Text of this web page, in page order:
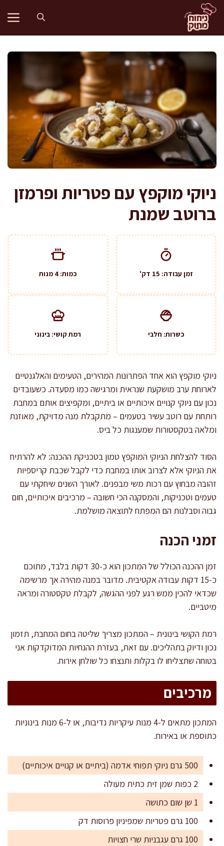
לדלג
לתוכן
ניוקי מוקפץ עם פטריות ופרמזן
ברוטב שמנת
זמן עבודה: 15 דק' כמות: 4 מנות
כשרות: חלבי רמת קושי: בינוני
ניוקי מוקפץ הוא אחד הפתרונות המהירים, הטעימים והאלגנטיים
לארוחת ערב מושקעת שנראית ומרגישה כמו מסעדה. כשעובדים
נכון עם ניוקי קנויים איכותיים או ביתיים, ומקפיצים אותם במחבת
רותחת עם רוטב עשיר בטעמים – מתקבלת מנה מדויקת, מאוזנת
ומלאה בטקסטורות שמענגות כל ביס.
הסוד להצלחת הניוקי המוקפץ טמון בטכניקת ההכנה: לא להרתיח
את הניוקי אלא לצרוב אותו במחבת כדי לקבל שכבת קריספיות
זהובה מבחוץ עם רכות משי מבפנים. לאורך השנים שיחקתי עם
טעמים וטכניקות, והמסקנה הכי חשובה – מרכיבים איכותיים, חום
גבוה וסבלנות הם המפתח לתוצאה מושלמת.
זמני הכנה
זמן ההכנה הכולל של המתכון הוא כ-30 דקות בלבד, מתוכם
כ-15 דקות עבודה אקטיבית. מדובר במנה מהירה אך מרשימה
שכדאי להכין ממש רגע לפני ההגשה, לקבלת טקסטורה ומראה
מיטביים.
רמת הקושי בינונית – המתכון מצריך שליטה בחום המחבת, תזמון
נכון ודיוק בתהליכים. עם זאת, בעזרת ההנחיות המדוקדקות אני
בטוחה שתצליחו לו בקלות ותנצחו כל שולחן אירוח.
מרכיבים
המתכון מתאים ל-4 מנות עיקריות נדיבות, או ל-6 מנות בינוניות
כתוספת או באירוח.
500 גרם ניוקי תפוחי אדמה (ביתיים או קנויים איכותיים)
2 כפות שמן זית כתית מעולה
1 שן שום כתושה
100 גרם פטריות שמפיניון פרוסות דק
100 גרם עגבניות שרי חצויות